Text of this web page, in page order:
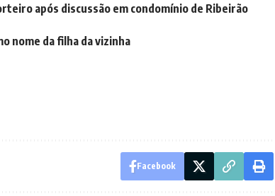
após discussão em condomínio de Ribeirão
nome da filha da vizinha
Facebook